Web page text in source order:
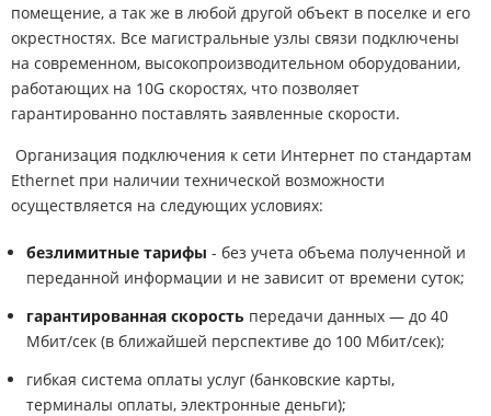
помещение, а так же в любой другой объект в поселке и его
окрестностях. Все магистральные узлы связи подключены
на современном, высокопроизводительном оборудовании,
работающих на 10G скоростях, что позволяет
гарантированно поставлять заявленные скорости.
Организация подключения к сети Интернет по стандартам
Ethernet при наличии технической возможности
осуществляется на следующих условиях:
безлимитные тарифы - без учета объема полученной и
переданной информации и не зависит от времени суток;
гарантированная скорость передачи данных — до 40
Мбит/сек (в ближайшей перспективе до 100 Мбит/сек);
гибкая система оплаты услуг (банковские карты,
терминалы оплаты, электронные деньги);